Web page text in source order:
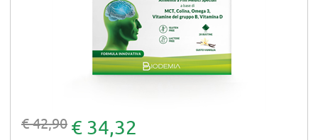
€ 42,90 € 34,32